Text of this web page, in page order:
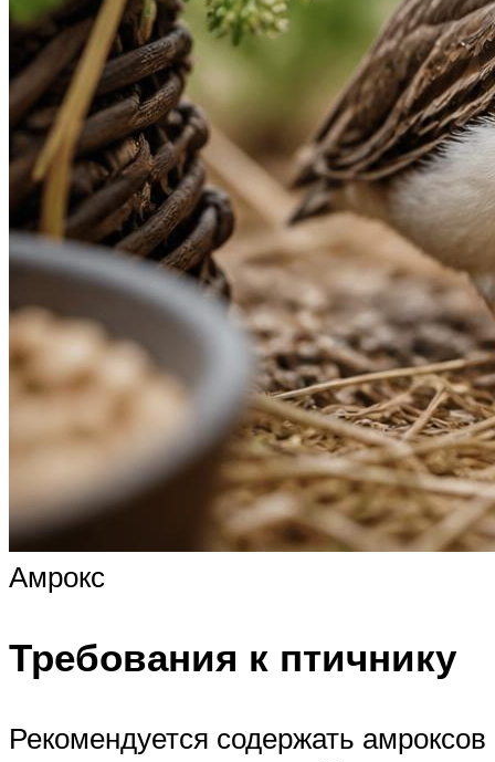
Амрокс
Требования к птичнику
Рекомендуется содержать амроксов